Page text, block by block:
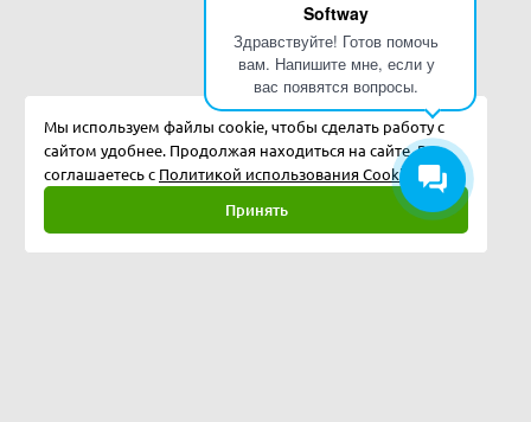
Softway
Здравствуйте! Готов помочь
вам. Напишите мне, если у
вас появятся вопросы.
Мы используем файлы cookie, чтобы сделать работу с
сайтом удобнее. Продолжая находиться на сайте, Вы
соглашаетесь с Политикой использования Cookies.
Принять